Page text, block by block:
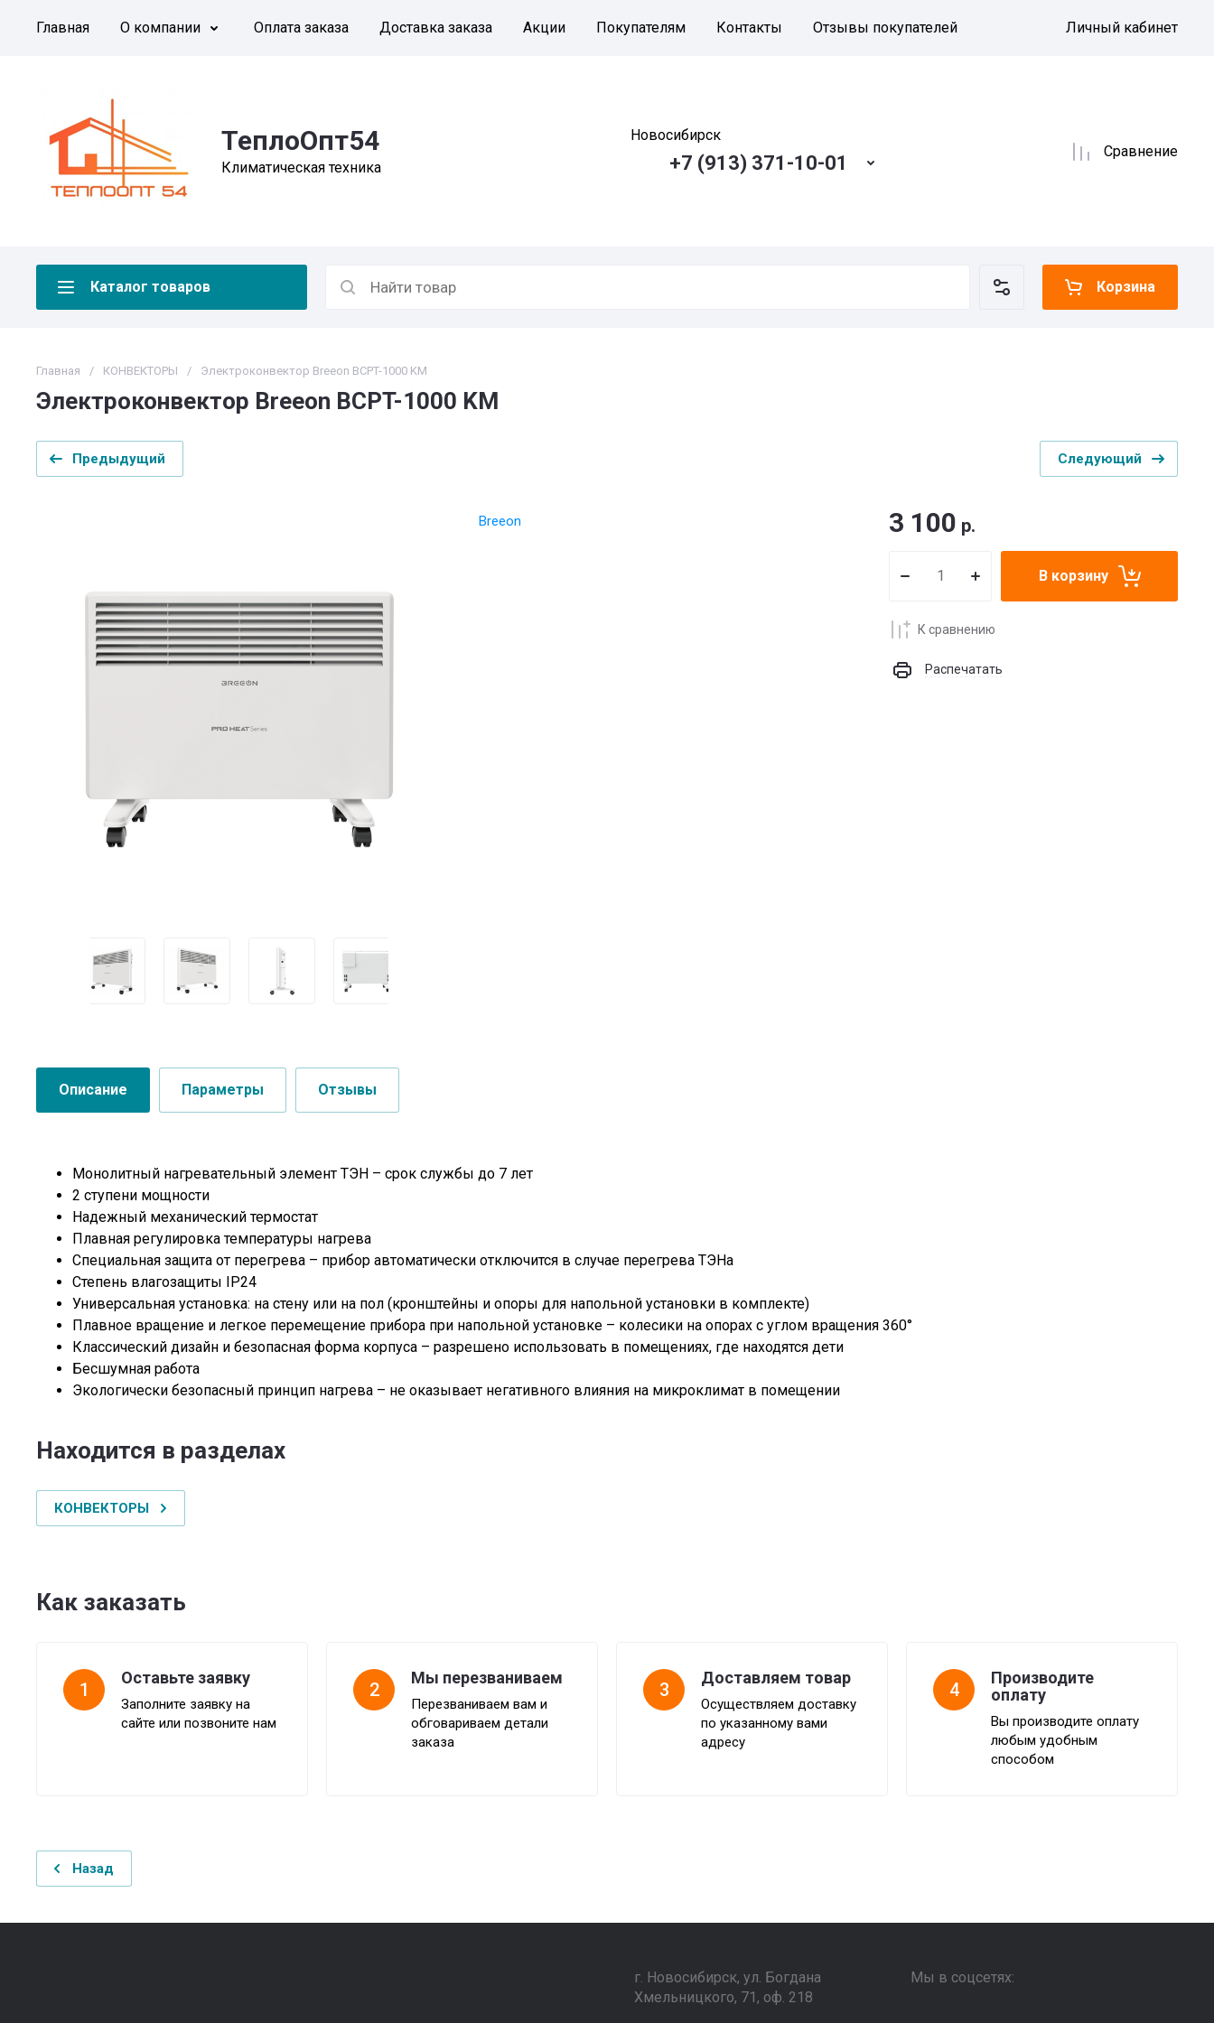
Главная О компании Оплата заказа Доставка заказа Акции Покупателям Контакты Отзывы покупателей Личный кабинет
ТеплоОпт54
Климатическая техника
Новосибирск
+7 (913) 371-10-01
Сравнение
Каталог товаров Корзина
Главная / КОНВЕКТОРЫ / Электроконвектор Breeon BCPT-1000 KM
Электроконвектор Breeon BCPT-1000 KM
Предыдущий Следующий
Breeon 3 100 р.
В корзину
К сравнению
Распечатать
Описание Параметры Отзывы
Монолитный нагревательный элемент ТЭН – срок службы до 7 лет
2 ступени мощности
Надежный механический термостат
Плавная регулировка температуры нагрева
Специальная защита от перегрева – прибор автоматически отключится в случае перегрева ТЭНа
Степень влагозащиты IP24
Универсальная установка: на стену или на пол (кронштейны и опоры для напольной установки в комплекте)
Плавное вращение и легкое перемещение прибора при напольной установке – колесики на опорах с углом вращения 360°
Классический дизайн и безопасная форма корпуса – разрешено использовать в помещениях, где находятся дети
Бесшумная работа
Экологически безопасный принцип нагрева – не оказывает негативного влияния на микроклимат в помещении
Находится в разделах
КОНВЕКТОРЫ
Как заказать
1
Оставьте заявку
Заполните заявку на
сайте или позвоните нам
2
Мы перезваниваем
Перезваниваем вам и
обговариваем детали
заказа
3
Доставляем товар
Осуществляем доставку
по указанному вами
адресу
4
Производите
оплату
Вы производите оплату
любым удобным
способом
Назад
г. Новосибирск, ул. Богдана
Хмельницкого, 71, оф. 218
Мы в соцсетях: